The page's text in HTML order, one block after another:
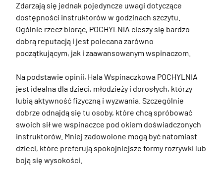
Zdarzają się jednak pojedyncze uwagi dotyczące
dostępności instruktorów w godzinach szczytu.
Ogólnie rzecz biorąc, POCHYLNIA cieszy się bardzo
dobrą reputacją i jest polecana zarówno
początkującym, jak i zaawansowanym wspinaczom.
Na podstawie opinii, Hala Wspinaczkowa POCHYLNIA
jest idealna dla dzieci, młodzieży i dorosłych, którzy
lubią aktywność fizyczną i wyzwania. Szczególnie
dobrze odnajdą się tu osoby, które chcą spróbować
swoich sił we wspinaczce pod okiem doświadczonych
instruktorów. Mniej zadowolone mogą być natomiast
dzieci, które preferują spokojniejsze formy rozrywki lub
boją się wysokości.